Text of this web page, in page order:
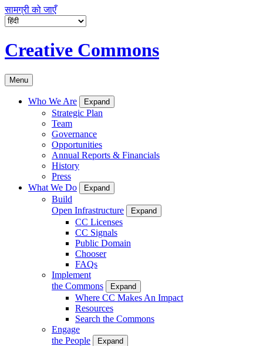
सामग्री को जाएँ
Creative Commons
Menu
Who We Are Expand
Strategic Plan
Team
Governance
Opportunities
Annual Reports & Financials
History
Press
What We Do
Expand
Build
Open Infrastructure
Expand
CC Licenses
CC Signals
Public Domain
Chooser
FAQs
Implement
the Commons
Expand
Where CC Makes An Impact
Resources
Search the Commons
Engage
the People
Expand